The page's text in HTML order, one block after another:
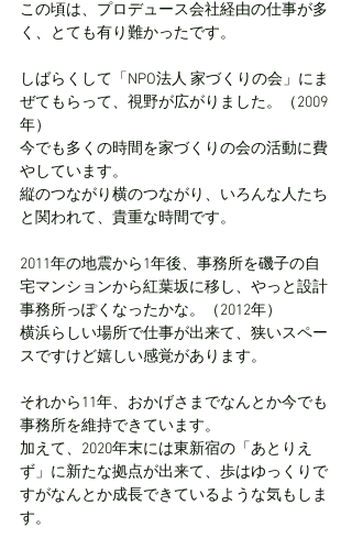
この頃は、プロデュース会社経由の仕事が多
く、とても有り難かったです。
しばらくして「NPO法人 家づくりの会」にま
ぜてもらって、視野が広がりました。（2009
年）
今でも多くの時間を家づくりの会の活動に費
やしています。
縦のつながり横のつながり、いろんな人たち
と関われて、貴重な時間です。
2011年の地震から1年後、事務所を磯子の自
宅マンションから紅葉坂に移し、やっと設計
事務所っぽくなったかな。（2012年）
横浜らしい場所で仕事が出来て、狭いスペー
スですけど嬉しい感覚があります。
それから11年、おかげさまでなんとか今でも
事務所を維持できています。
加えて、2020年末には東新宿の「あとりえ
ず」に新たな拠点が出来て、歩はゆっくりで
すがなんとか成長できているような気もしま
す。